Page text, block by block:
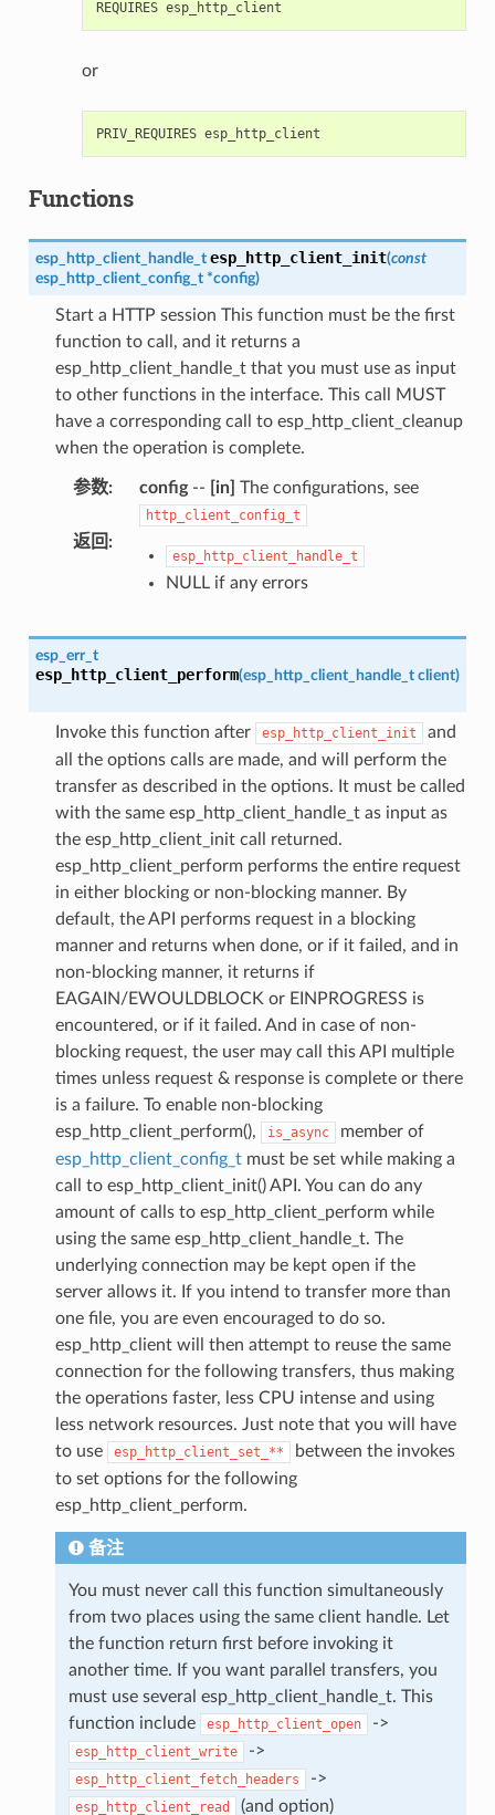
or
Functions
esp_http_client_handle_t esp_http_client_init(const
esp_http_client_config_t *config)
Start a HTTP session This function must be the first
function to call, and it returns a
esp_http_client_handle_t that you must use as input
to other functions in the interface. This call MUST
have a corresponding call to esp_http_client_cleanup
when the operation is complete.
参数: config-- [in] The configurations, see
http_client_config_t
返回 :
esp_http_client_handle_t
NULL if any errors
esp_err_t
esp_http_client_perform(esp_http_client_handle_t client)
Invoke this function after esp_http_client_init
and
all the options calls are made, and will perform the
transfer as described in the options. It must be called
with the same esp_http_client_handle_t as input as
the esp_http_client_init call returned.
esp_http_client_perform performs the entire request
in either blocking or non-blocking manner. By
default, the API performs request in a blocking
manner and returns when done, or if it failed, and in
non-blocking manner, it returns if
EAGAIN/EWOULDBLOCK or EINPROGRESS is
encountered, or if it failed. And in case of non-
blocking request, the user may call this API multiple
times unless request & response is complete or there
is a failure. To enable non-blocking
esp_http_client_perform(),
is_async
member of
esp_http_client_config_tmust be set while making a
call to esp_http_client_init() API. You can do any
amount of calls to esp_http_client_perform while
using the same esp_http_client_handle_t. The
underlying connection may be kept open if the
server allows it. If you intend to transfer more than
one file, you are even encouraged to do so.
esp_http_client will then attempt to reuse the same
connection for the following transfers, thus making
the operations faster, less CPU intense and using
less network resources. Just note that you will have
to use
esp_http_client_set_**
between the invokes
to set options for the following
esp_http_client_perform.
备注
You must never call this function simultaneously
from two places using the same client handle. Let
the function return first before invoking it
another time. If you want parallel transfers, you
must use several esp_http_client_handle_t. This
function include
esp_http_client_open ->
esp_http_client_write ->
esp_http_client_fetch_headers ->
esp_http_client_read (and option)